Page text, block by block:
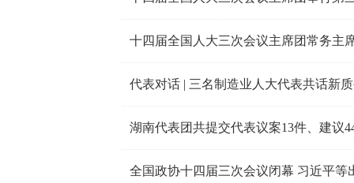
十四届全国人大三次会议主席团常务主
代表对话 | 三名制造业人大代表共话新
湖南代表团共提交代表议案13件、建议
全国政协十四届三次会议闭幕 习近平等